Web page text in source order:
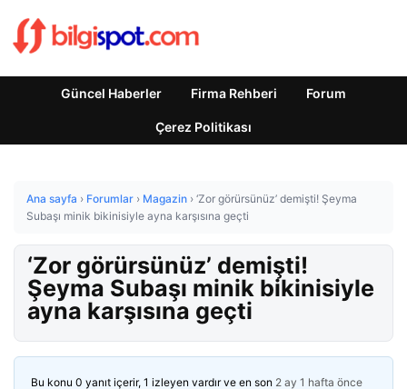
Güncel Haberler Firma Rehberi Forum
Çerez Politikası
Ana sayfa › Forumlar › Magazin › ‘Zor görürsünüz’ demişti! Şeyma
Subaşı minik bikinisiyle ayna karşısına geçti
‘Zor görürsünüz’ demişti!
Şeyma Subaşı minik bikinisiyle
ayna karşısına geçti
Bu konu 0 yanıt içerir, 1 izleyen vardır ve en son 2 ay 1 hafta önce